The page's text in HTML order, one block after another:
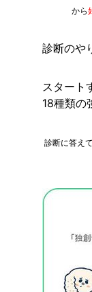
から
診断のや
スタート
18種類の
診断に答え